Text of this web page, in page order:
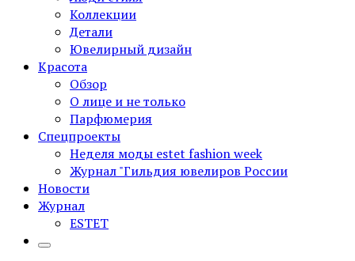
Коллекции
Детали
Ювелирный дизайн
Красота
Обзор
О лице и не только
Парфюмерия
Спецпроекты
Неделя моды estet fashion week
Журнал "Гильдия ювелиров России
Новости
Журнал
ESTET